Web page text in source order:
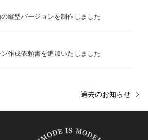
縦型バージョンを制作しました
作成依頼書を追加いたしました
過去のお知らせ